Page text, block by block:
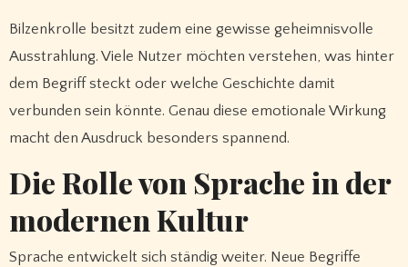
Bilzenkrolle besitzt zudem eine gewisse geheimnisvolle
Ausstrahlung. Viele Nutzer möchten verstehen, was hinter
dem Begriff steckt oder welche Geschichte damit
verbunden sein könnte. Genau diese emotionale Wirkung
macht den Ausdruck besonders spannend.
Die Rolle von Sprache in der
modernen Kultur
Sprache entwickelt sich ständig weiter. Neue Begriffe